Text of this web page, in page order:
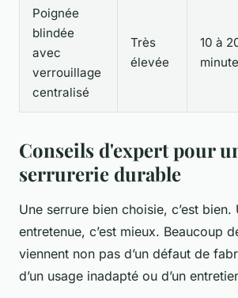
Poignée
blindée
avec
verrouillage
centralisé
Très
élevée
10 à
Conseils d'expert pour
serrurerie durable
Une serrure bien choisie, c’est bien.
entretenue, c’est mieux. Beaucoup
viennent non pas d’un défaut de
d’un usage inadapté ou d’un